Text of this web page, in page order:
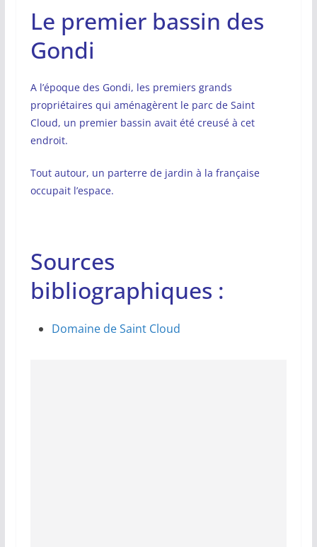
Le premier bassin des
Gondi
A l’époque des Gondi, les premiers grands
propriétaires qui aménagèrent le parc de Saint
Cloud, un premier bassin avait été creusé à cet
endroit.
Tout autour, un parterre de jardin à la française
occupait l’espace.
Sources
bibliographiques :
Domaine de Saint Cloud